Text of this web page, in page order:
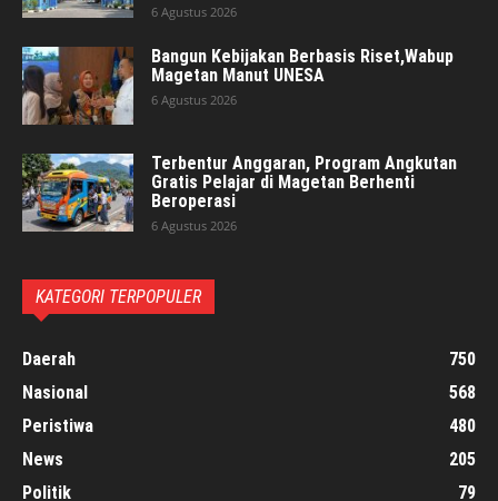
6 Agustus 2026
Bangun Kebijakan Berbasis Riset,Wabup
Magetan Manut UNESA
6 Agustus 2026
Terbentur Anggaran, Program Angkutan
Gratis Pelajar di Magetan Berhenti
Beroperasi
6 Agustus 2026
KATEGORI TERPOPULER
Daerah
750
Nasional
568
Peristiwa
480
News
205
Politik
79